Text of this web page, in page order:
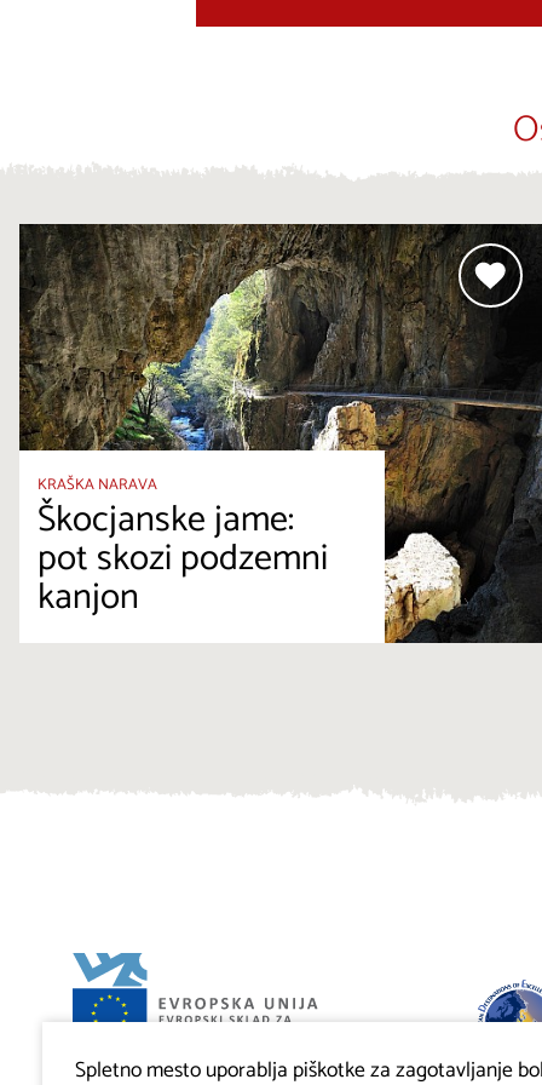
KRAŠKA NARAVA
Škocjanske jame:
pot skozi podzemni
kanjon
Projekt Visitkras. Naložbo sofinancirata Republika
Spletno mesto uporablja piškotke za zagotavljanje